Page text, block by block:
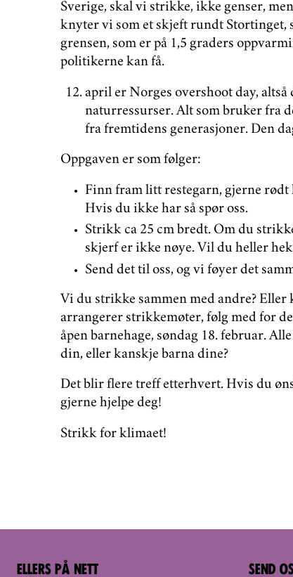
Sverige, skal vi strikke, ikke genser,
knyter vi som et skjeft rundt
grensen, som er på 1,5 graders
politikerne kan få.
april er Norges overshoot day,
naturressurser. Alt som bruker fra
fra fremtidens generasjoner. Den
Oppgaven er som følger:
Finn fram litt restegarn, gjerne
Hvis du ikke har så spør oss.
Strikk ca 25 cm bredt. Om du
skjerf er ikke nøye. Vil du heller
Send det til oss, og vi føyer det
Vi du strikke sammen med andre?
arrangerer strikkemøter, følg med for
åpen barnehage, søndag 18. februar.
din, eller kanskje barna dine?
Det blir flere treff etterhvert. Hvis du
gjerne hjelpe deg!
Strikk for klimaet!
ELLERS PÅ NETT SEND